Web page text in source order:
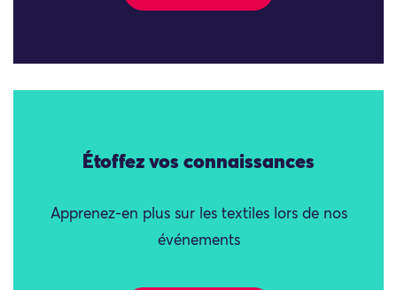
Étoffez vos connaissances
Apprenez-en plus sur les textiles lors de nos
événements